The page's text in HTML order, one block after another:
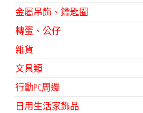
金屬吊飾、鑰匙圈
轉蛋、公仔
雜貨
文具類
行動PC周邊
日用生活家飾品